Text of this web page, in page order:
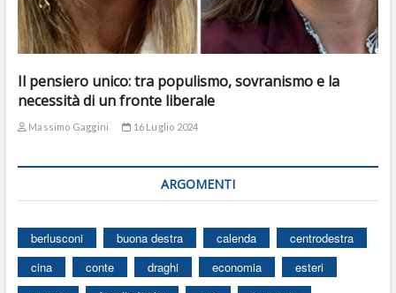
Il pensiero unico: tra populismo, sovranismo e la
necessità di un fronte liberale
Massimo Gaggini 16 Luglio 2024
ARGOMENTI
berlusconi buona destra calenda
centrodestra
cina
conte draghi economia
esteri